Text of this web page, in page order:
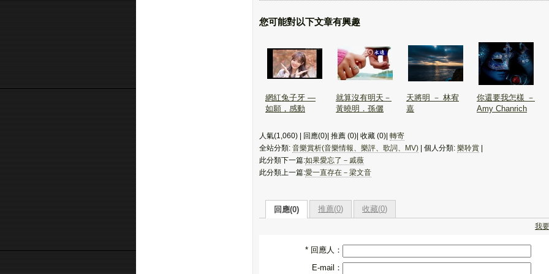
您可能對以下文章有興趣
網紅兔子牙 —
如願，感動
就算沒有明天－
黃曉明．孫儷
天將明 － 林宥
嘉
你還要我怎樣 －
Amy Chanrich
人氣(1,060) | 回應(0)| 推薦 (0)| 收藏 (0)| 轉寄
全站分類: 音樂賞析(音樂情報、樂評、歌詞、MV) | 個人分類: 樂聆賞
此分類下一篇:如果愛忘了－戚薇
此分類上一篇:愛一直存在－梁文音
回應(0) 推薦(0) 收藏(0)
我
* 回應人：
E-mail：